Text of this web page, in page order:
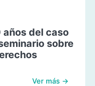
años del caso
sobre
Ver más →